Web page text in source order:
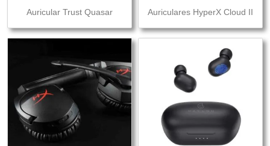
Auricular Trust Quasar Auriculares HyperX Cloud II